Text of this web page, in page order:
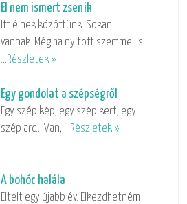
El nem ismert zsenik
Itt élnek közöttünk. Sokan
vannak. Még ha nyitott szemmel is
…Részletek »
Egy gondolat a szépségről
Egy szép kép, egy szép kert, egy
szép arc… Van, …Részletek »
A bohóc halála
Eltelt egy újabb év. Elkezdhetném